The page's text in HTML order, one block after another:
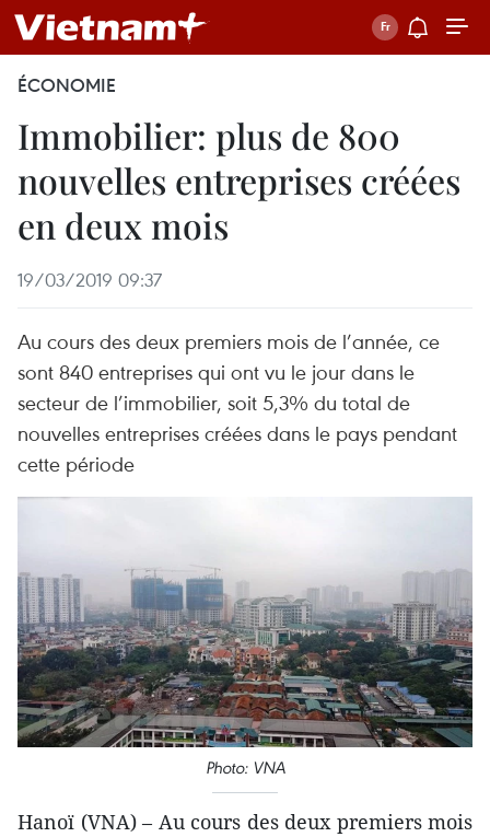
ÉCONOMIE
Immobilier: plus de 800
nouvelles entreprises créées
en deux mois
19/03/2019 09:37
Au cours des deux premiers mois de l’année, ce
sont 840 entreprises qui ont vu le jour dans le
secteur de l’immobilier, soit 5,3% du total de
nouvelles entreprises créées dans le pays pendant
cette période
Photo: VNA
Hanoï (VNA) – Au cours des deux premiers mois